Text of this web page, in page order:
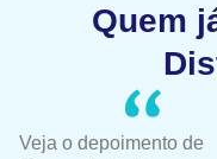
Quem
Veja o depoimento de